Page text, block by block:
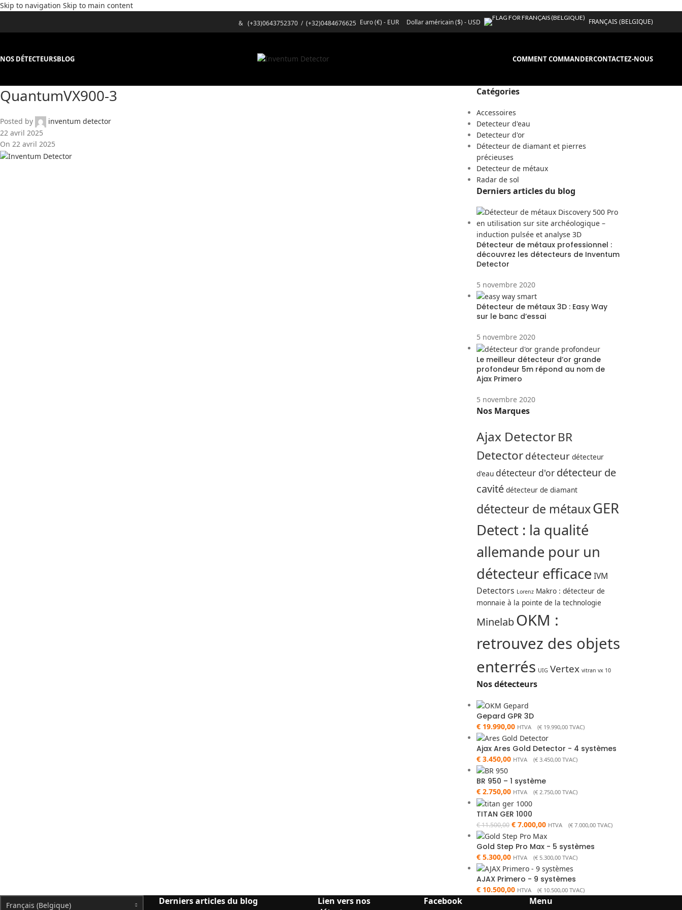
Skip to navigation Skip to main content
& (+33)0643752370/ (+32)0484676625 Euro (€) - EUR Dollar américain ($) - USD FRANÇAIS (BELGIQUE)
NOS DÉTECTEURSBLOG COMMENT COMMANDERCONTACTEZ-NOUS
QuantumVX900-3
Posted by
inventum detector
22 avril 2025
On 22 avril 2025
Catégories
Accessoires
Detecteur d'eau
Detecteur d'or
Détecteur de diamant et pierres
précieuses
Detecteur de métaux
Radar de sol
Derniers articles du blog
Détecteur de métaux professionnel :
découvrez les détecteurs de Inventum
Detector
5 novembre 2020
Détecteur de métaux 3D : Easy Way
sur le banc d’essai
5 novembre 2020
Le meilleur détecteur d’or grande
profondeur 5m répond au nom de
Ajax Primero
5 novembre 2020
Nos Marques
Ajax DetectorBR
Detectordétecteur détecteur
d'eau détecteur d'or détecteur de
cavité détecteur de diamant
détecteur de métauxGER
Detect : la qualité
allemande pour un
détecteur efficace IVM
Detectors Lorenz Makro : détecteur de
monnaie à la pointe de la technologie
MinelabOKM :
retrouvez des objets
enterrés UIG Vertex vitran vx 10
Nos détecteurs
Gepard GPR 3D
€19.990,00 HTVA (€19.990,00TVAC)
Ajax Ares Gold Detector - 4 systèmes
€3.450,00 HTVA (€3.450,00TVAC)
BR 950 – 1 système
€2.750,00 HTVA (€2.750,00TVAC)
TITAN GER 1000
€11.500,00 €7.000,00 HTVA (€7.000,00TVAC)
Gold Step Pro Max - 5 systèmes
€5.300,00 HTVA (€5.300,00TVAC)
AJAX Primero - 9 systèmes
€10.500,00 HTVA (€10.500,00TVAC)
Français (Belgique) Derniers articles du blog
Lien vers nos
Facebook Menu